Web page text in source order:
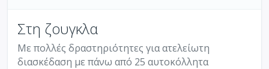
Στη ζουγκλα
Με πολλές δραστηριότητες για ατελείωτη
διασκέδαση με πάνω από 25 αυτοκόλλητα